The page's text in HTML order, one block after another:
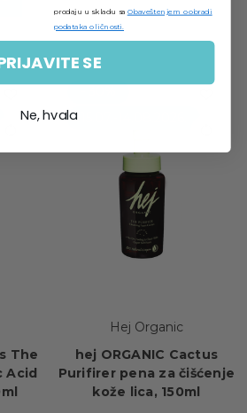
The
Acid
Hej Organic
hej ORGANIC Cactus
Purifirer pena za čišćenje
kože lica, 150ml
prodaju u skladu sa Obaveštenjem o obradi
podataka o ličnosti.
SE
Ne, hvala